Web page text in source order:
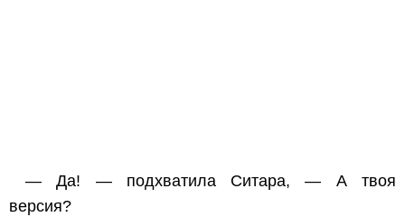
— Да! — подхватила Ситара, — А твоя
версия?